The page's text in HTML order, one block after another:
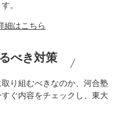
。
細はこちら
べき対策
り組むべきなのか、河合塾
ぐ内容をチェックし、東大